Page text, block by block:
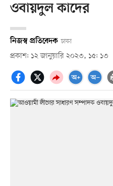
ওবায়দুল কাদের
নিজস্ব প্রতিবেদক ঢাকা
প্রকাশ: ১২ জানুয়ারি ২০২৩, ১৫: ১৩